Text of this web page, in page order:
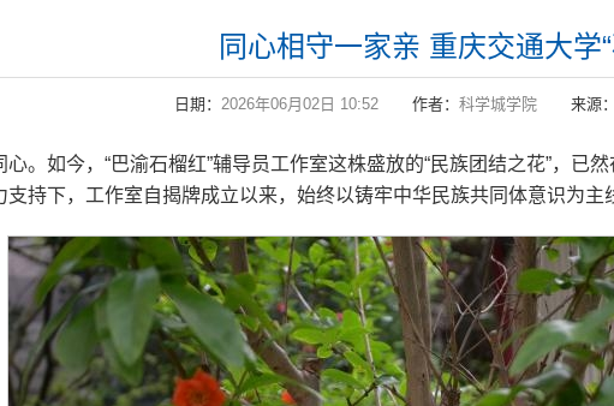
同心相守一家亲 重庆交通大学
日期： 2026年06月02日 10:52 作者： 科学城学院 来源：
。如今，“巴渝石榴红”辅导员工作室这株盛放的“民族团结之花”，已
支持下，工作室自揭牌成立以来，始终以铸牢中华民族共同体意识为主